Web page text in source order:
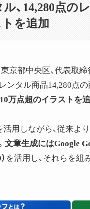
、14,280点
を追加
京都中央区、代表取締
レンタル商品14,280点
万点超のイラストを
用しながら、従来よ
文章生成にはGoogle
を活用し、それらを組